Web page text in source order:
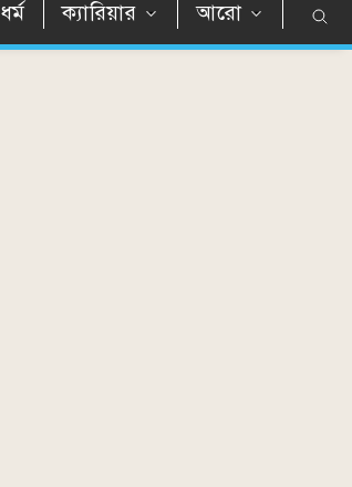
ধর্ম ক্যারিয়ার আরো